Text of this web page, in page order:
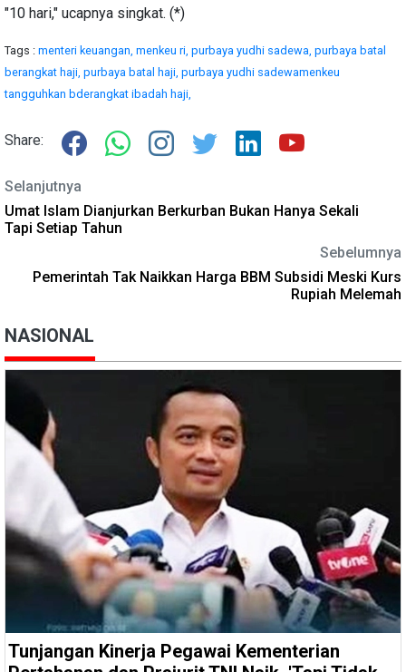
"10 hari," ucapnya singkat. (*)
Tags : menteri keuangan, menkeu ri, purbaya yudhi sadewa, purbaya batal
berangkat haji, purbaya batal haji, purbaya yudhi sadewamenkeu
tangguhkan bderangkat ibadah haji,
Share:
Selanjutnya
Umat Islam Dianjurkan Berkurban Bukan Hanya Sekali
Tapi Setiap Tahun
Sebelumnya
Pemerintah Tak Naikkan Harga BBM Subsidi Meski Kurs
Rupiah Melemah
NASIONAL
Tunjangan Kinerja Pegawai Kementerian